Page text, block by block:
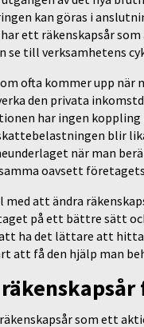
kan göras i
ett räkenskapsår
se till verksamhetens
ofta kommer upp
den privata
har ingen
blir
när man
oavsett
med att ändra
på ett bättre sätt
ha det lättare att hitta
att få den hjälp man
som ett